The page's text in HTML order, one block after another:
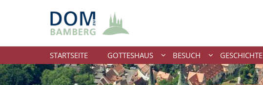
STARTSEITE GOTTESHAUS BESUCH GESCHICHTE